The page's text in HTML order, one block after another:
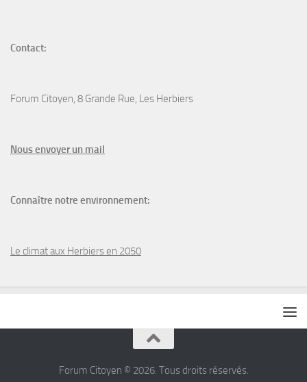
Contact:
Forum Citoyen, 8 Grande Rue, Les Herbiers
Nous envoyer un mail
Connaître notre environnement:
Le climat aux Herbiers en 2050
Forum Citoyen © 2026. Tous droits réservés.